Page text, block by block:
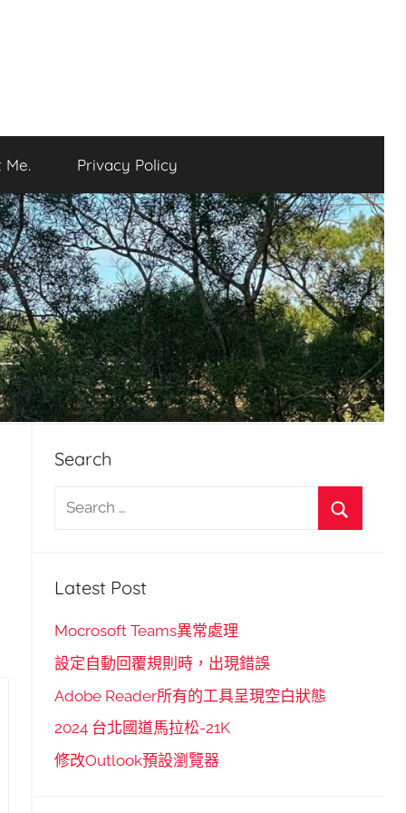
Me. Privacy Policy
Search
h
f
:
Latest Post
Mocrosoft Teams異常處理
設定自動回覆規則時，出現錯誤
Adobe Reader所有的工具呈現空白狀態
2024 台北國道馬拉松-21K
修改Outlook預設瀏覽器